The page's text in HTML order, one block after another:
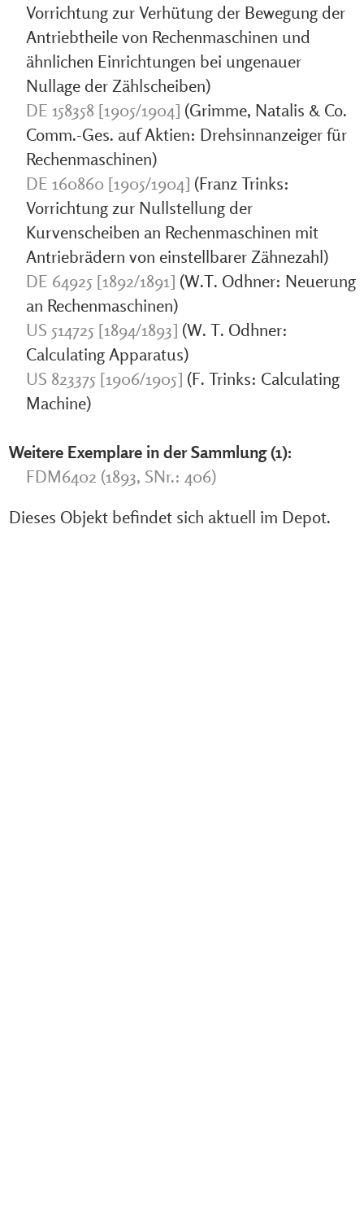
Vorrichtung zur Verhütung der Bewegung der
Antriebtheile von Rechenmaschinen und
ähnlichen Einrichtungen bei ungenauer
Nullage der Zählscheiben)
DE 158358 [1905/1904] (Grimme, Natalis & Co.
Comm.-Ges. auf Aktien: Drehsinnanzeiger für
Rechenmaschinen)
DE 160860 [1905/1904] (Franz Trinks:
Vorrichtung zur Nullstellung der
Kurvenscheiben an Rechenmaschinen mit
Antriebrädern von einstellbarer Zähnezahl)
DE 64925 [1892/1891] (W.T. Odhner: Neuerung
an Rechenmaschinen)
US 514725 [1894/1893] (W. T. Odhner:
Calculating Apparatus)
US 823375 [1906/1905] (F. Trinks: Calculating
Machine)
Weitere Exemplare in der Sammlung (1):
FDM6402 (1893, SNr.: 406)
Dieses Objekt befindet sich aktuell im Depot.